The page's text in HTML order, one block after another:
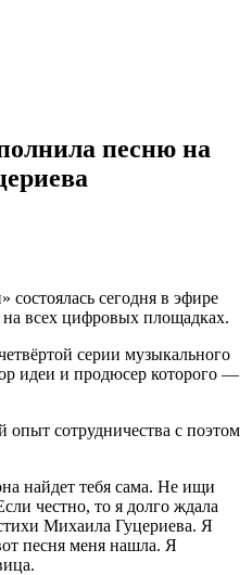
песню на
сегодня в эфире
всех цифровых площадках.
серии музыкального
идеи и продюсер которого —
сотрудничества с поэтом
найдет тебя сама. Не ищи
честно, то я долго ждала
Михаила Гуцериева. Я
песня меня нашла. Я